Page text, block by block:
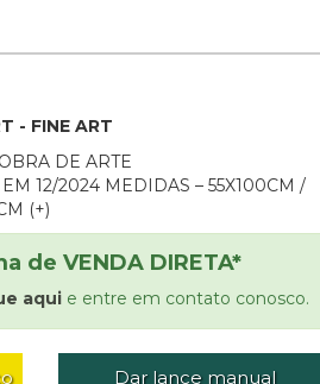
- FINE ART
DE ARTE
12/2024 MEDIDAS – 55X100CM /
(+)
de VENDA DIRETA*
aquie entre em contato conosco.
Dar lance manual